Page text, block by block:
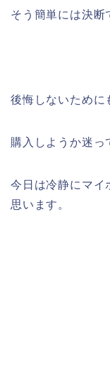
そう簡単には決断
後悔しないために
購入しようか迷っ
今日は冷静にマイ
思います。